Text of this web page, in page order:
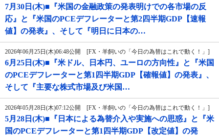
7月30日(木)■『米国の金融政策の発表明けでの各市場の反
応』と『米国のPCEデフレーターと第2四半期GDP【速報
値】の発表』、そして『明日に日本の…
2026年06月25日(木)06:48公開 [FX・羊飼いの「今日の為替はこれで動く！」]
6月25日(木)■『米ドル、日本円、ユーロの方向性』と『米国
のPCEデフレーターと第1四半期GDP【確報値】の発表』、
そして『主要な株式市場及び米国…
2026年05月28日(木)07:12公開 [FX・羊飼いの「今日の為替はこれで動く！」]
5月28日(木)■『日本による為替介入や実施への思惑』と『米
国のPCEデフレーターと第1四半期GDP【改定値】の発